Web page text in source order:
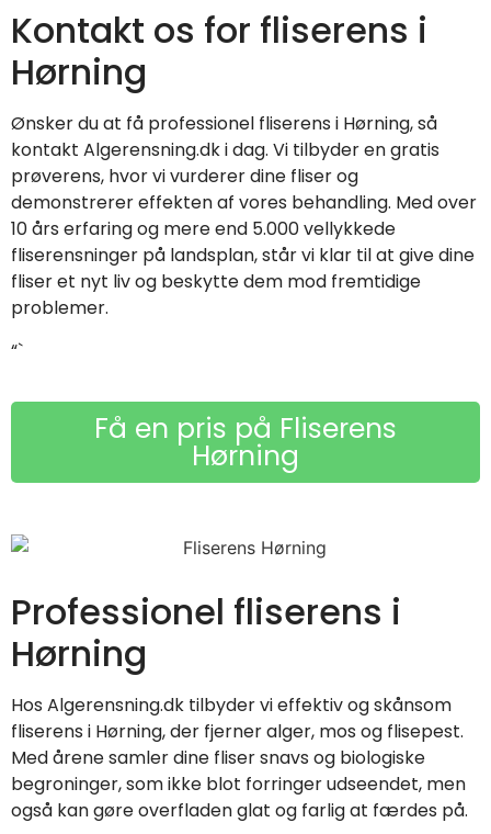
Kontakt os for fliserens i
Hørning
Ønsker du at få professionel fliserens i Hørning, så
kontakt Algerensning.dk i dag. Vi tilbyder en gratis
prøverens, hvor vi vurderer dine fliser og
demonstrerer effekten af vores behandling. Med over
10 års erfaring og mere end 5.000 vellykkede
fliserensninger på landsplan, står vi klar til at give dine
fliser et nyt liv og beskytte dem mod fremtidige
problemer.
“`
Få en pris på Fliserens
Hørning
Professionel fliserens i
Hørning
Hos Algerensning.dk tilbyder vi effektiv og skånsom
fliserens i Hørning, der fjerner alger, mos og flisepest.
Med årene samler dine fliser snavs og biologiske
begroninger, som ikke blot forringer udseendet, men
også kan gøre overfladen glat og farlig at færdes på.